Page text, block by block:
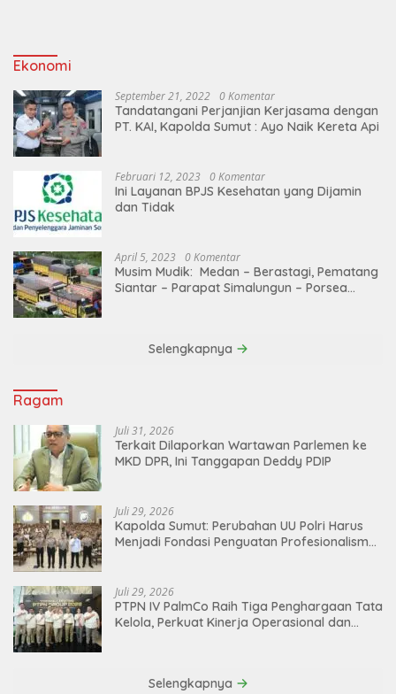
Ekonomi
September 21, 2022 0 Komentar
Tandatangani Perjanjian Kerjasama dengan
PT. KAI, Kapolda Sumut : Ayo Naik Kereta Api
Februari 12, 2023 0 Komentar
Ini Layanan BPJS Kesehatan yang Dijamin
dan Tidak
April 5, 2023 0 Komentar
Musim Mudik: Medan – Berastagi, Pematang
Siantar – Parapat Simalungun – Porsea
Selengkapnya
Ragam
Juli 31, 2026
Terkait Dilaporkan Wartawan Parlemen ke
MKD DPR, Ini Tanggapan Deddy PDIP
Juli 29, 2026
Kapolda Sumut: Perubahan UU Polri Harus
Menjadi Fondasi Penguatan Profesionalisme
Juli 29, 2026
PTPN IV PalmCo Raih Tiga Penghargaan Tata
Kelola, Perkuat Kinerja Operasional dan
Selengkapnya